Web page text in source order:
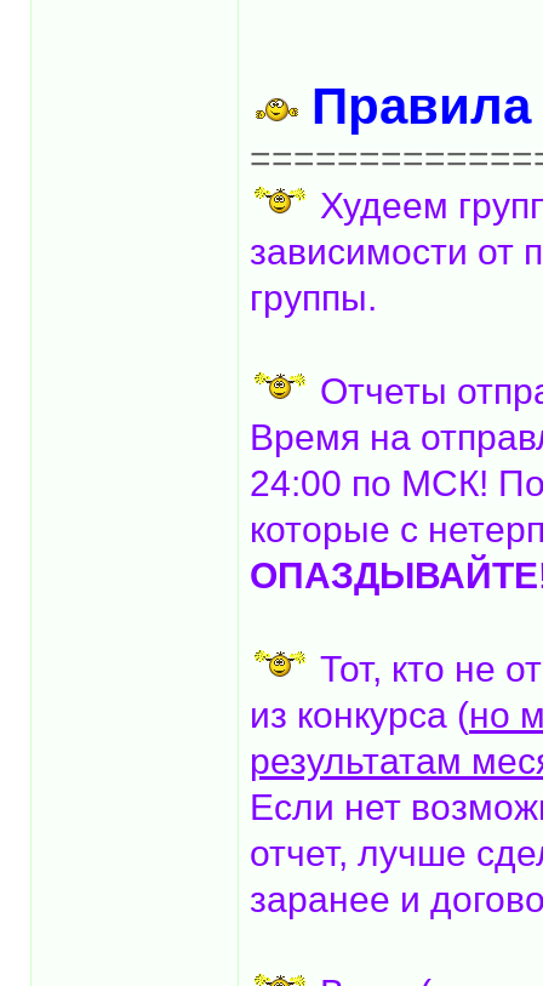
Правила
Худеем
зависимости от
группы.
Отчеты
Время на
24:00 по МСК!
которые с
ОПАЗДЫВАЙТЕ
Тот, кто не
из конкурса (но
результатам
Если нет
отчет, лучше
заранее и